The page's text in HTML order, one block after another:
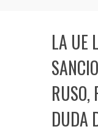
LA UE
RUSO,
DUDA